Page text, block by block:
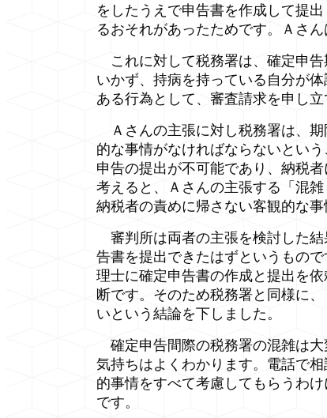
をしたうえで申告書を作成して提
るおそれがあったためです。Ａさ
これに対して税務署は、確定申
いかず、持病を持っている自分が
ある行為として、審査請求を申し立
Ａさんの主張に対し税務署は、
的な事情がなければならないとい
申告の提出が不可能であり、納税
考えると、Ａさんの主張する「混
納税者の責めに帰さない客観的な
審判所は両者の主張を検討した結
告書を提出できたはずというもの
理士に確定申告書の作成と提出を
断です。そのため税務署と同様に
いという結論を下しました。
確定申告間際の税務署の混雑は大
気持ちはよくわかります。電話で
的事情をすべて考慮してもらうわ
です。